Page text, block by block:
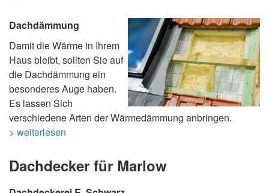
Dachdämmung
Damit die Wärme in Ihrem
Haus bleibt, sollten Sie auf
die Dachdämmung ein
besonderes Auge haben.
Es lassen Sich
verschiedene Arten der Wärmedämmung anbringen.
> weiterlesen
Dachdecker für Marlow